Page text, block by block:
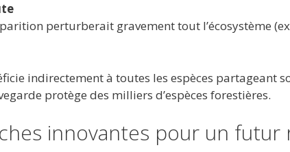
perturberait gravement tout l’écosystème
indirectement à toutes les espèces partageant
protège des milliers d’espèces forestières.
innovantes pour un futur